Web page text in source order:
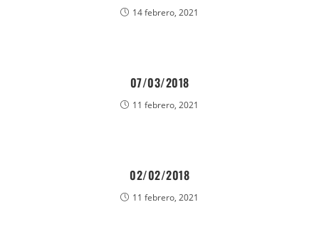
14 febrero, 2021
07/03/2018
11 febrero, 2021
02/02/2018
11 febrero, 2021